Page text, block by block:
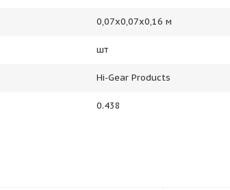
0,07х0,07х0,16 м
шт
Hi-Gear Products
0.438